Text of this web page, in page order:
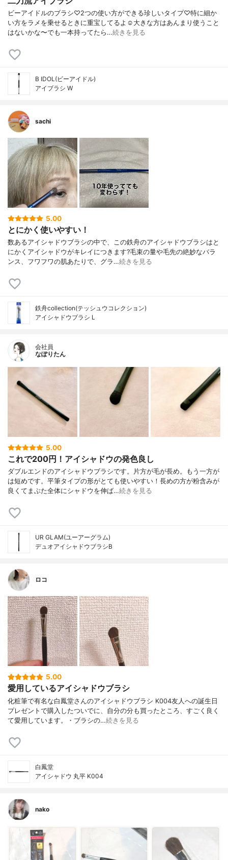
ビーアイドルのブラシ♡2つの使い方ができる珍しいタイプ♡特に細か
い方をラメを乗せるときに重宝してるよ☺️大きな方はあんまり使うこと
はないかな〜でも一本持ってたら…続きを見る
B IDOL(ビーアイドル)
アイブラシ W
sachi
5.00
とにかく使いやすい！
数あるアイシャドウブラシの中で、この鉄舟のアイシャドウブラシはと
にかくアイシャドウがキレイにつきます?毛束の量や毛先の絶妙なバラ
ンス、フワフワの肌あたりで、グラ…続きを見る
鉄舟collection(テッシュウコレクション)
アイシャドウブラシ L
会社員
なぽりたん
5.00
これで200円！アイシャドウの発色良し
ダブルエンドのアイシャドウブラシです。片方が毛が長め。もう一方が
は短めです。平筆タイプの形がとても使いやすい！長めの方が粉含みが
良くてまぶた全体にシャドウを伸ば…続きを見る
UR GLAM(ユーアーグラム)
デュオアイシャドウブラシB
ロコ
5.00
愛用しているアイシャドウブラシ
化粧筆で有名な白鳳堂さんのアイシャドウブラシ K004友人への誕生日
プレゼントで購入したついでに、自分の分も買ったところ、すごく良く
て愛用しています。・ブラシの…続きを見る
白鳳堂
アイシャドウ 丸平 K004
nako